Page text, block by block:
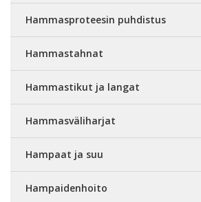
Hammasproteesin puhdistus
Hammastahnat
Hammastikut ja langat
Hammasväliharjat
Hampaat ja suu
Hampaidenhoito